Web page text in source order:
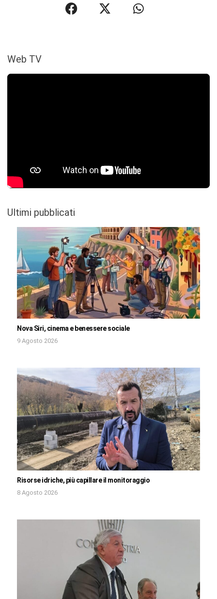
Web TV
Ultimi pubblicati
Nova Siri, cinema e benessere sociale
9 Agosto 2026
Risorse idriche, più capillare il monitoraggio
8 Agosto 2026